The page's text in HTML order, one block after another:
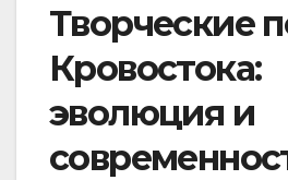
Творческие
Кровостока:
эволюция и